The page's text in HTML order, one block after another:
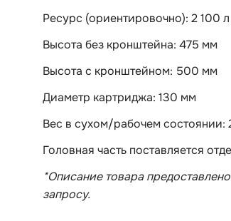
Ресурс (ориентировочно): 2 100 л
Высота без кронштейна: 475 мм
Высота с кронштейном: 500 мм
Диаметр картриджа: 130 мм
Вес в сухом/рабочем состоянии:
Головная часть поставляется
*Описание товара
запросу.